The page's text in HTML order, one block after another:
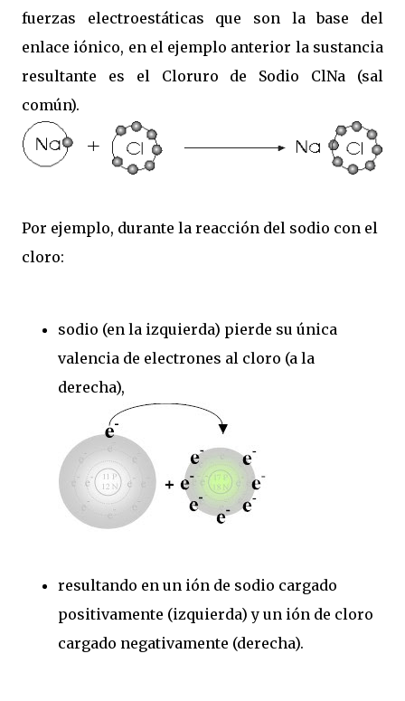
fuerzas electroestáticas que son la base del
enlace iónico, en el ejemplo anterior la sustancia
resultante es el Cloruro de Sodio ClNa (sal
común).
Por ejemplo, durante la reacción del sodio con el
cloro:
sodio (en la izquierda) pierde su única
valencia de electrones al cloro (a la
derecha),
resultando en un ión de sodio cargado
positivamente (izquierda) y un ión de cloro
cargado negativamente (derecha).